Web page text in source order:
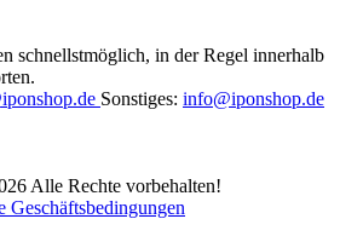
schnellstmöglich, in der Regel innerhalb
Sonstiges: info@iponshop.de
Alle Rechte vorbehalten!
Geschäftsbedingungen